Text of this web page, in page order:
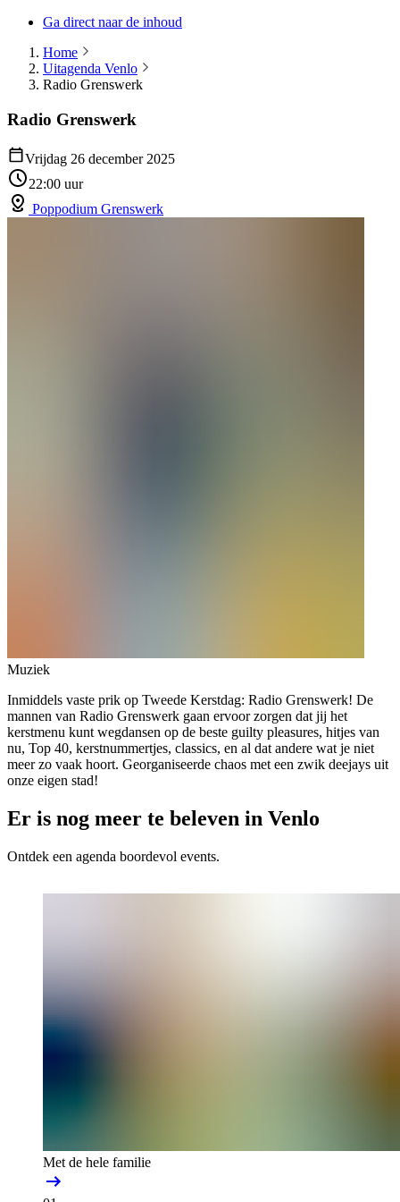
Ga direct naar de inhoud
Home
Uitagenda Venlo
Radio Grenswerk
Radio Grenswerk
Vrijdag 26 december 2025
22:00 uur
Poppodium Grenswerk
Muziek
Inmiddels vaste prik op Tweede Kerstdag: Radio Grenswerk! De
mannen van Radio Grenswerk gaan ervoor zorgen dat jij het
kerstmenu kunt wegdansen op de beste guilty pleasures, hitjes van
nu, Top 40, kerstnummertjes, classics, en al dat andere wat je niet
meer zo vaak hoort. Georganiseerde chaos met een zwik deejays uit
onze eigen stad!
Er is nog meer te beleven in Venlo
Ontdek een agenda boordevol events.
Met de hele familie